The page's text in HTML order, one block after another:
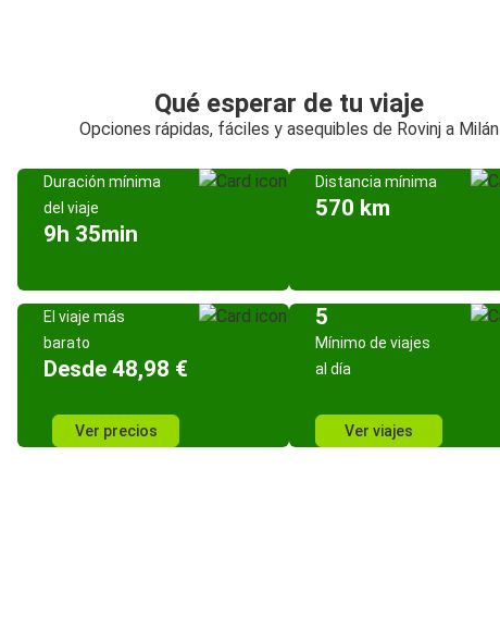
Qué esperar de tu viaje
Opciones rápidas, fáciles y asequibles de Rovinj a Milán
Duración mínima
del viaje
9h 35min
Distancia mínima
570 km
El viaje más
barato
Desde 48,98 €
Ver precios
5
Mínimo de viajes
al día
Ver viajes